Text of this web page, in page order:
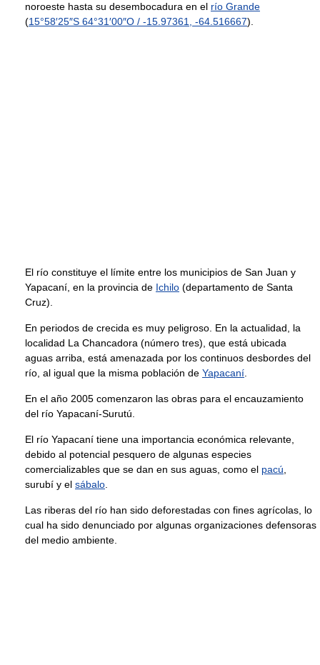
noroeste hasta su desembocadura en el río Grande
(15°58′25″S 64°31′00″O / -15.97361 -64.516667).
El río constituye el límite entre los municipios de San Juan y
Yapacaní, en la provincia de Ichilo (departamento de Santa
Cruz).
En periodos de crecida es muy peligroso. En la actualidad, la
localidad La Chancadora (número tres), que está ubicada
aguas arriba, está amenazada por los continuos desbordes del
río, al igual que la misma población de Yapacaní
En el año 2005 comenzaron las obras para el encauzamiento
del río Yapacaní-Surutú.
El río Yapacaní tiene una importancia económica relevante,
debido al potencial pesquero de algunas especies
comercializables que se dan en sus aguas, como el pacú
surubí y el sábalo
Las riberas del río han sido deforestadas con fines agrícolas, lo
cual ha sido denunciado por algunas organizaciones defensoras
del medio ambiente.